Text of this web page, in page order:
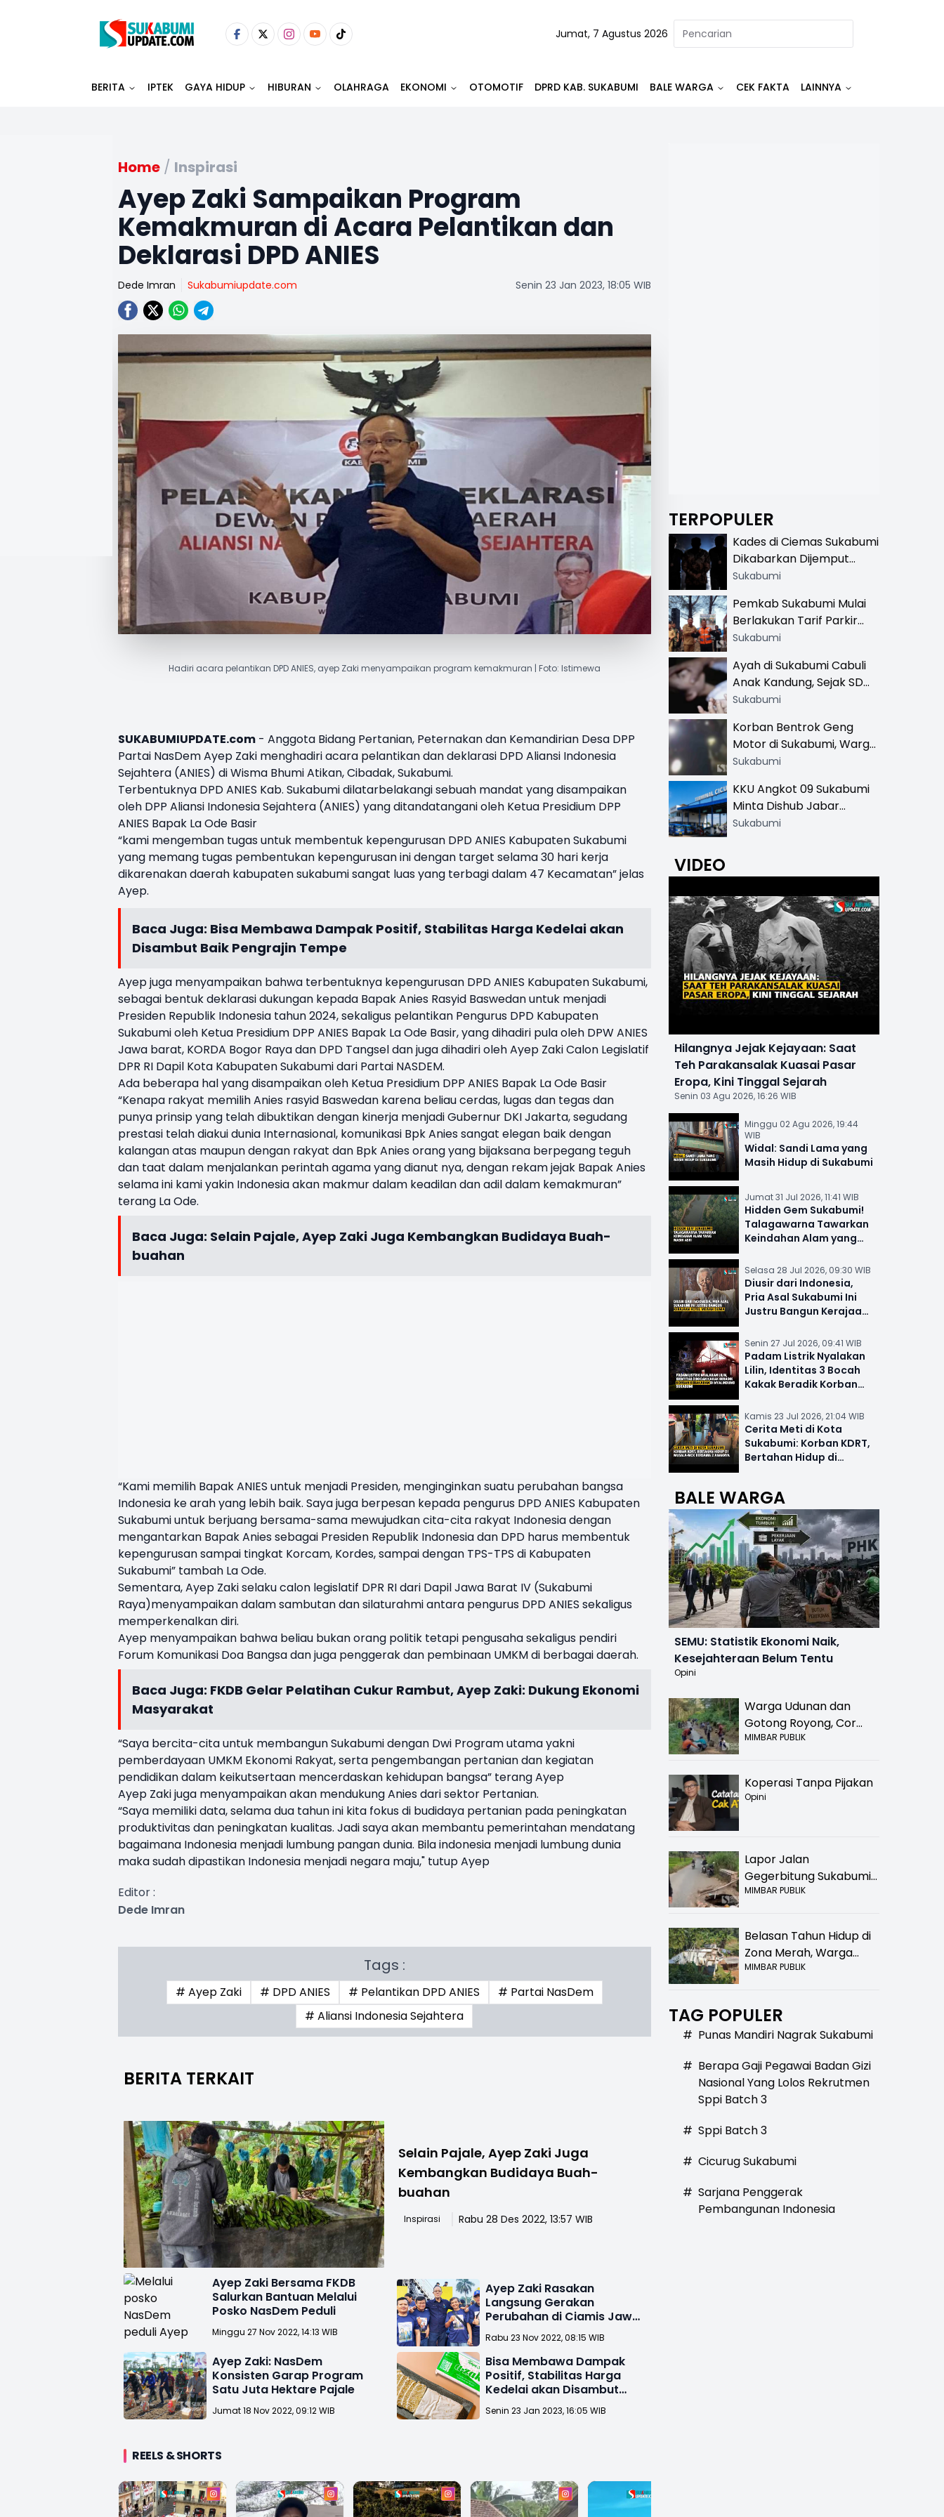
Jumat, 7 Agustus 2026
BERITA IPTEK GAYA HIDUP HIBURAN OLAHRAGA EKONOMI OTOMOTIF DPRD KAB. SUKABUMI BALE WARGA CEK FAKTA LAINNYA
Home / Inspirasi
Ayep Zaki Sampaikan Program
Kemakmuran di Acara Pelantikan dan
Deklarasi DPD ANIES
Dede Imran Sukabumiupdate.com Senin 23 Jan 2023, 18:05 WIB
Hadiri acara pelantikan DPD ANIES, ayep Zaki menyampaikan program kemakmuran | Foto: Istimewa
SUKABUMIUPDATE.com - Anggota Bidang Pertanian, Peternakan dan Kemandirian Desa DPP
Partai NasDemAyep Zaki menghadiri acara pelantikan dan deklarasi DPDAliansi Indonesia
Sejahtera (ANIES) di Wisma Bhumi Atikan, Cibadak, Sukabumi.
Terbentuknya DPD ANIES Kab. Sukabumi dilatarbelakangi sebuah mandat yang disampaikan
oleh DPP Aliansi Indonesia Sejahtera (ANIES) yang ditandatangani oleh Ketua Presidium DPP
ANIES Bapak La Ode Basir
“kami mengemban tugas untuk membentuk kepengurusan DPD ANIES Kabupaten Sukabumi
yang memang tugas pembentukan kepengurusan ini dengan target selama 30 hari kerja
dikarenakan daerah kabupaten sukabumi sangat luas yang terbagi dalam 47 Kecamatan” jelas
Ayep.
Baca Juga: Bisa Membawa Dampak Positif, Stabilitas Harga Kedelai akan
Disambut Baik Pengrajin Tempe
Ayep juga menyampaikan bahwa terbentuknya kepengurusan DPD ANIES Kabupaten Sukabumi,
sebagai bentuk deklarasi dukungan kepada Bapak Anies Rasyid Baswedan untuk menjadi
Presiden Republik Indonesia tahun 2024, sekaligus pelantikan Pengurus DPD Kabupaten
Sukabumi oleh Ketua Presidium DPP ANIES Bapak La Ode Basir, yang dihadiri pula oleh DPW ANIES
Jawa barat, KORDA Bogor Raya dan DPD Tangsel dan juga dihadiri oleh Ayep Zaki Calon Legislatif
DPR RI Dapil Kota Kabupaten Sukabumi dari Partai NASDEM.
Ada beberapa hal yang disampaikan oleh Ketua Presidium DPP ANIES Bapak La Ode Basir
“Kenapa rakyat memilih Anies rasyid Baswedan karena beliau cerdas, lugas dan tegas dan
punya prinsip yang telah dibuktikan dengan kinerja menjadi Gubernur DKI Jakarta, segudang
prestasi telah diakui dunia Internasional, komunikasi Bpk Anies sangat elegan baik dengan
kalangan atas maupun dengan rakyat dan Bpk Anies orang yang bijaksana berpegang teguh
dan taat dalam menjalankan perintah agama yang dianut nya, dengan rekam jejak Bapak Anies
selama ini kami yakin Indonesia akan makmur dalam keadilan dan adil dalam kemakmuran”
terang La Ode.
Baca Juga: Selain Pajale, Ayep Zaki Juga Kembangkan Budidaya Buah-
buahan
“Kami memilih Bapak ANIES untuk menjadi Presiden, menginginkan suatu perubahan bangsa
Indonesia ke arah yang lebih baik. Saya juga berpesan kepada pengurus DPD ANIES Kabupaten
Sukabumi untuk berjuang bersama-sama mewujudkan cita-cita rakyat Indonesia dengan
mengantarkan Bapak Anies sebagai Presiden Republik Indonesia dan DPD harus membentuk
kepengurusan sampai tingkat Korcam, Kordes, sampai dengan TPS-TPS di Kabupaten
Sukabumi” tambah La Ode.
Sementara, Ayep Zaki selaku calon legislatif DPR RI dari Dapil Jawa Barat IV (Sukabumi
Raya)menyampaikan dalam sambutan dan silaturahmi antara pengurus DPD ANIES sekaligus
memperkenalkan diri.
Ayep menyampaikan bahwa beliau bukan orang politik tetapi pengusaha sekaligus pendiri
Forum Komunikasi Doa Bangsa dan juga penggerak dan pembinaan UMKM di berbagai daerah.
Baca Juga: FKDB Gelar Pelatihan Cukur Rambut, Ayep Zaki: Dukung Ekonomi
Masyarakat
“Saya bercita-cita untuk membangun Sukabumi dengan Dwi Program utama yakni
pemberdayaan UMKM Ekonomi Rakyat, serta pengembangan pertanian dan kegiatan
pendidikan dalam keikutsertaan mencerdaskan kehidupan bangsa” terang Ayep
Ayep Zaki juga menyampaikan akan mendukung Anies dari sektor Pertanian.
“Saya memiliki data, selama dua tahun ini kita fokus di budidaya pertanian pada peningkatan
produktivitas dan peningkatan kualitas. Jadi saya akan membantu pemerintahan mendatang
bagaimana Indonesia menjadi lumbung pangan dunia. Bila indonesia menjadi lumbung dunia
maka sudah dipastikan Indonesia menjadi negara maju," tutup Ayep
Editor :
Dede Imran
Tags :
# Ayep Zaki # DPD ANIES # Pelantikan DPD ANIES
# Partai NasDem
# Aliansi Indonesia Sejahtera
BERITA TERKAIT
Selain Pajale, Ayep Zaki Juga
Kembangkan Budidaya Buah-
buahan
Inspirasi Rabu 28 Des 2022, 13:57 WIB
Ayep Zaki Bersama FKDB
Salurkan Bantuan Melalui
Posko NasDem Peduli
Minggu 27 Nov 2022, 14:13 WIB
Ayep Zaki Rasakan
Langsung Gerakan
Perubahan di Ciamis Jawa
Barat
Rabu 23 Nov 2022, 08:15 WIB
Ayep Zaki: NasDem
Konsisten Garap Program
Satu Juta Hektare Pajale
Jumat 18 Nov 2022, 09:12 WIB
Bisa Membawa Dampak
Positif, Stabilitas Harga
Kedelai akan Disambut
Baik Pengrajin Tempe
Senin 23 Jan 2023, 16:05 WIB
REELS & SHORTS
TERPOPULER
Kades di Ciemas Sukabumi
Dikabarkan Dijemput
Satnarkoba, Polisi
Sukabumi
Pemkab Sukabumi Mulai
Berlakukan Tarif Parkir
Resmi di 13 Lokasi Wisata,
Khusus
Sukabumi
Ayah di Sukabumi Cabuli
Anak Kandung, Sejak SD
Hingga SMA
Sukabumi
Korban Bentrok Geng
Motor di Sukabumi, Warga
dan Sopir Tangki
Sukabumi
KKU Angkot 09 Sukabumi
Minta Dishub Jabar
Tertibkan Trayek Ciawi-
Sukabumi
VIDEO
Hilangnya Jejak Kejayaan: Saat
Teh Parakansalak Kuasai Pasar
Eropa, Kini Tinggal Sejarah
Senin 03 Agu 2026, 16:26 WIB
Minggu 02 Agu 2026, 19:44
WIB
Widal: Sandi Lama yang
Masih Hidup di Sukabumi
Jumat 31 Jul 2026, 11:41 WIB
Hidden Gem Sukabumi!
Talagawarna Tawarkan
Keindahan Alam yang
Selasa 28 Jul 2026, 09:30 WIB
Diusir dari Indonesia,
Pria Asal Sukabumi Ini
Justru Bangun Kerajaan
Senin 27 Jul 2026, 09:41 WIB
Padam Listrik Nyalakan
Lilin, Identitas 3 Bocah
Kakak Beradik Korban
Kamis 23 Jul 2026, 21:04 WIB
Cerita Meti di Kota
Sukabumi: Korban KDRT,
Bertahan Hidup di
BALE WARGA
SEMU: Statistik Ekonomi Naik,
Kesejahteraan Belum Tentu
Opini
Warga Udunan dan
Gotong Royong, Cor
Jalan Hancur di
MIMBAR PUBLIK
Koperasi Tanpa Pijakan
Opini
Lapor Jalan
Gegerbitung Sukabumi
Bolong! Bahaya Bagi
MIMBAR PUBLIK
Belasan Tahun Hidup di
Zona Merah, Warga
Kampung Nangewer
Relokasi
MIMBAR PUBLIK
TAG POPULER
# Punas Mandiri Nagrak Sukabumi
# Berapa Gaji Pegawai Badan Gizi
Nasional Yang Lolos Rekrutmen
Sppi Batch 3
# Sppi Batch 3
# Cicurug Sukabumi
# Sarjana Penggerak
Pembangunan Indonesia